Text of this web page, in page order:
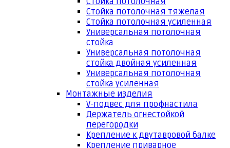
Стойка потолочная тяжелая
Стойка потолочная усиленная
Универсальная потолочная
стойка
Универсальная потолочная
стойка двойная усиленная
Универсальная потолочная
стойка усиленная
Монтажные изделия
V-подвес для профнастила
Держатель огнестойкой
перегородки
Крепление к двутавровой балке
Крепление приварное